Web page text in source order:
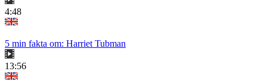
4:48
5 min fakta om: Harriet Tubman
13:56